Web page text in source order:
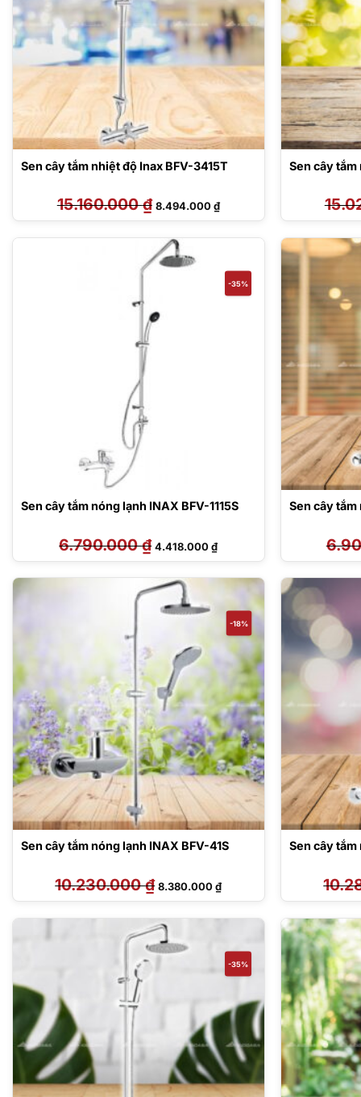
Sen cây tắm nhiệt độ Inax BFV-3415T
15.160.000₫ Giá
gốc
là:
8.494.000₫Giá
hiện
tại
8.494.000 ₫.
Sen cây tắm
-35%
Sen cây tắm nóng lạnh INAX BFV-1115S
6.790.000₫ Giá
gốc
là:
4.418.000₫Giá
hiện
tại
4.418.000 ₫.
Sen cây tắm
-18%
Sen cây tắm nóng lạnh INAX BFV-41S
10.230.000₫ Giá
gốc
là:
8.380.000₫Giá
hiện
tại
8.380.000 ₫.
Sen cây tắm
-35%